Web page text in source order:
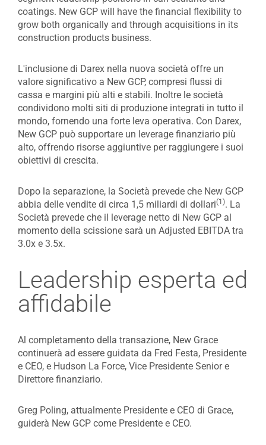
coatings. New GCP will have the financial flexibility to
grow both organically and through acquisitions in its
construction products business.
L'inclusione di Darex nella nuova società offre un
valore significativo a New GCP, compresi flussi di
cassa e margini più alti e stabili. Inoltre le società
condividono molti siti di produzione integrati in tutto il
mondo, fornendo una forte leva operativa. Con Darex,
New GCP può supportare un leverage finanziario più
alto, offrendo risorse aggiuntive per raggiungere i suoi
obiettivi di crescita.
Dopo la separazione, la Società prevede che New GCP
abbia delle vendite di circa 1,5 miliardi di dollari(1). La
Società prevede che il leverage netto di New GCP al
momento della scissione sarà un Adjusted EBITDA tra
3.0x e 3.5x.
Leadership esperta ed
affidabile
Al completamento della transazione, New Grace
continuerà ad essere guidata da Fred Festa, Presidente
e CEO, e Hudson La Force, Vice Presidente Senior e
Direttore finanziario.
Greg Poling, attualmente Presidente e CEO di Grace,
guiderà New GCP come Presidente e CEO.